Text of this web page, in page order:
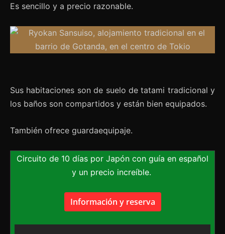
Es sencillo y a precio razonable.
Sus habitaciones son de suelo de tatami tradicional y
los baños son compartidos y están bien equipados.
También ofrece guardaequipaje.
Circuito de 10 días por Japón con guía en español
y un precio increíble.
Información y reserva